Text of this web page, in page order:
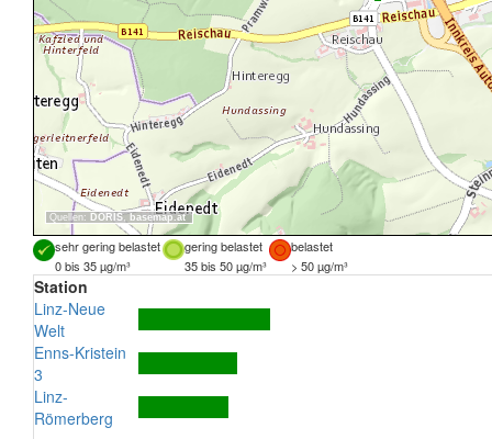
Quellen: DORIS, basemap.at
sehr gering belastet gering belastet
belastet
0 bis 35 µg/m³
35 bis 50 µg/m³ > 50 µg/m³
Station
Linz-Neue
Welt
Enns-Kristein
3
Linz-
Römerberg